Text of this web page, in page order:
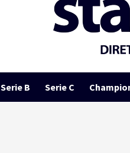
Serie B Serie C